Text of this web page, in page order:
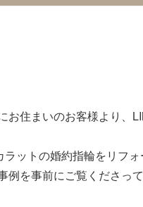
お住まいのお客様より、
ラットの婚約指輪をリフ
例を事前にご覧くださって